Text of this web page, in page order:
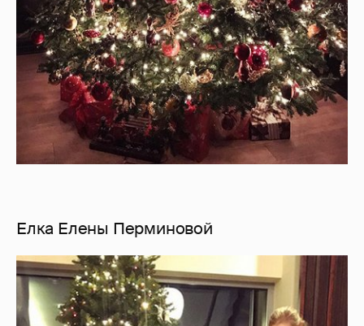
Елка Елены Перминовой